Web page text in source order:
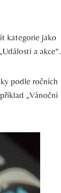
kategorie jako
a akce“.
podle ročních
„Vánoční